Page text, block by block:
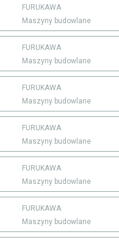
FURUKAWA
Maszyny budowlane
FURUKAWA
Maszyny budowlane
FURUKAWA
Maszyny budowlane
FURUKAWA
Maszyny budowlane
FURUKAWA
Maszyny budowlane
FURUKAWA
Maszyny budowlane